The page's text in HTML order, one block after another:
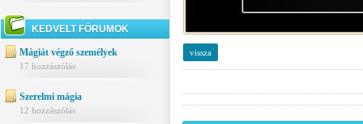
KEDVELT FÓRUMOK
Mágiát végző személyek
17 hozzászólás
Szerelmi mágia
12 hozzászólás
vissza